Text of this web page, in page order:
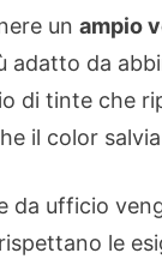
un ampio
da
di tinte che
il color
da ufficio
le